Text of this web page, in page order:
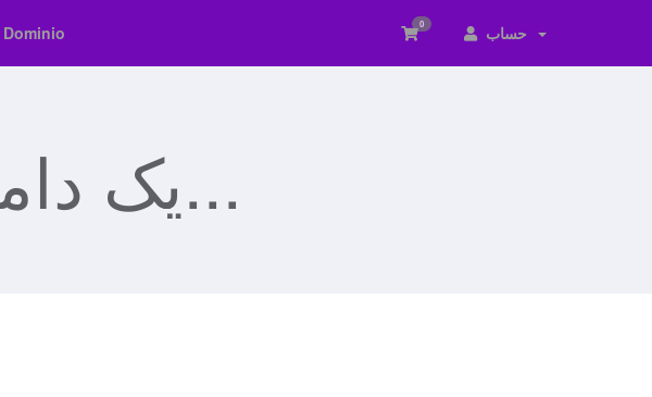
0
یک دامنه انتخاب کنید...